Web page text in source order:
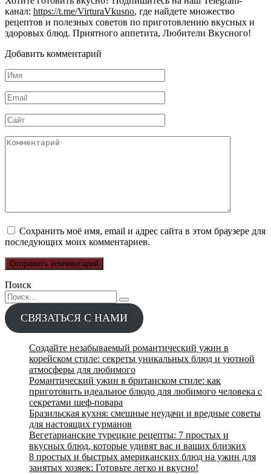
канал: https://t.me/VirturaVkusno, где найдете множество
рецептов и полезных советов по приготовлению вкусных и
здоровых блюд. Приятного аппетита, Любители Вкусного!
Добавить комментарий
Имя
*
Email
*
Сайт
Комментарий
Сохранить моё имя, email и адрес сайта в этом браузере для
последующих моих комментариев.
Поиск
Search
for:
СВЯЗАТЬСЯ С НАМИ
Создайте незабываемый романтический ужин в
корейском стиле: секреты уникальных блюд и уютной
атмосферы для любимого
Романтический ужин в британском стиле: как
приготовить идеальное блюдо для любимого человека с
секретами шеф-повара
Бразильская кухня: смешные неудачи и вредные советы
для настоящих гурманов
Вегетарианские турецкие рецепты: 7 простых и
вкусных блюд, которые удивят вас и ваших близких
8 простых и быстрых американских блюд на ужин для
занятых хозяек: Готовьте легко и вкусно!